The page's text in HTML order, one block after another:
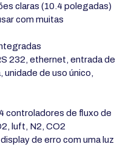
claras (10.4 polegadas)
com muitas
232, ethernet, entrada de
de uso único,
controladores de fluxo de
luft, N2, CO2
de erro com uma luz